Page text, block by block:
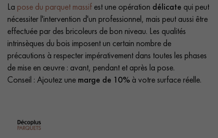
La pose du parquet massif est une opération délicate qui peut
nécessiter l'intervention d'un professionnel, mais peut aussi être
effectuée par des bricoleurs de bon niveau. Les qualités
intrinsèques du bois imposent un certain nombre de
précautions à respecter impérativement dans toutes les phases
de mise en œuvre : avant, pendant et après la pose.
Conseil : Ajoutez une marge de 10% à votre surface réelle.